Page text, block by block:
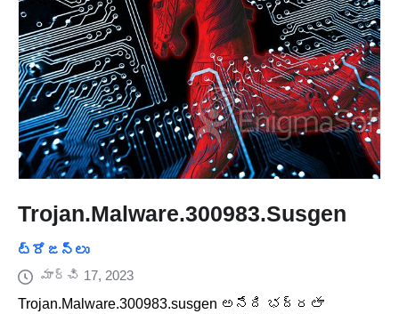
Trojan.Malware.300983.Susgen
ట్రోజన్లు
మార్చి 17, 2023
Trojan.Malware.300983.susgen అనేది భద్రతా